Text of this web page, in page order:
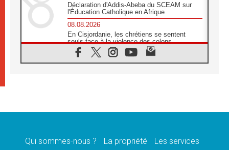
Déclaration d'Addis-Abeba du SCEAM sur
l'Éducation Catholique en Afrique
08.08.2026
En Cisjordanie, les chrétiens se sentent
seuls face à la violence des colons
08.08.2026
Léon XIV au sanctuaire de Notre Dame du
08.08.2026
08.08.2026
Qui sommes-nous ? La propriété
Les services